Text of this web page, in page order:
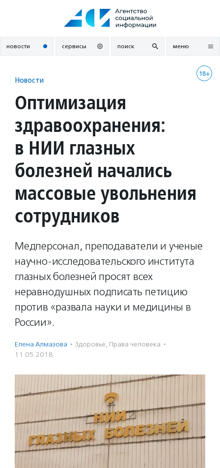
новости сервисы поиск меню
18+
Новости
Оптимизация
здравоохранения:
в НИИ глазных
болезней начались
массовые увольнения
сотрудников
Медперсонал, преподаватели и ученые
научно-исследовательского института
глазных болезней просят всех
неравнодушных подписать петицию
против «развала науки и медицины в
России».
Елена Алмазова · Здоровье, Права человека ·
11.05.2018